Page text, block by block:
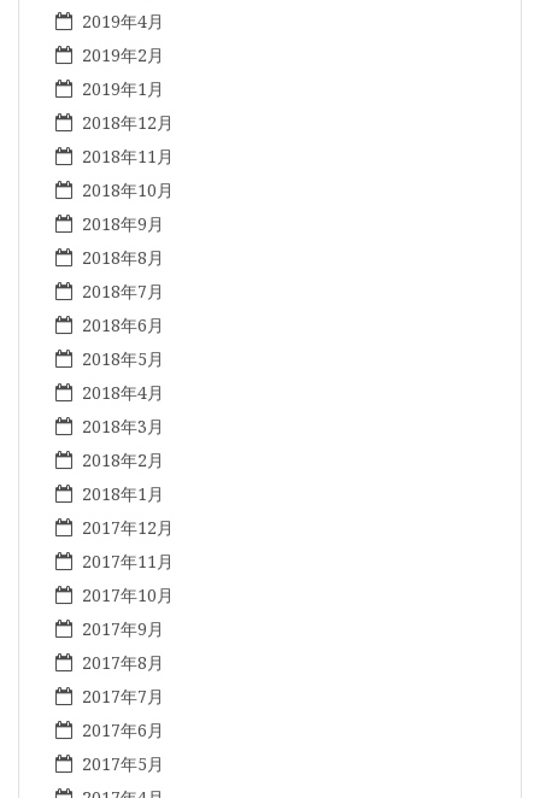
2019年4月
2019年2月
2019年1月
2018年12月
2018年11月
2018年10月
2018年9月
2018年8月
2018年7月
2018年6月
2018年5月
2018年4月
2018年3月
2018年2月
2018年1月
2017年12月
2017年11月
2017年10月
2017年9月
2017年8月
2017年7月
2017年6月
2017年5月